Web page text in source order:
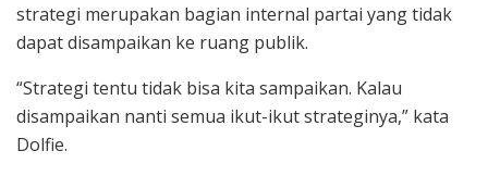
strategi merupakan bagian internal partai yang tidak
dapat disampaikan ke ruang publik.
“Strategi tentu tidak bisa kita sampaikan. Kalau
disampaikan nanti semua ikut-ikut strateginya,” kata
Dolfie.